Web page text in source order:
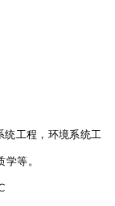
统工程，环境系统工
等。